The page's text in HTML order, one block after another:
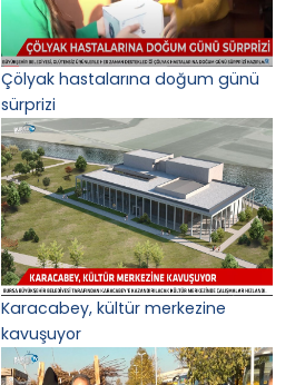
Çölyak hastalarına doğum günü
sürprizi
Karacabey, kültür merkezine
kavuşuyor